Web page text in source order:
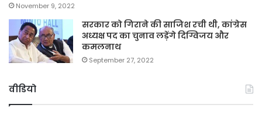
November 9, 2022
सरकार को गिराने की साजिश रची थी, कांग्रेस
अध्यक्ष पद का चुनाव लड़ेंगे दिग्विजय और
कमलनाथ
September 27, 2022
वीडियो